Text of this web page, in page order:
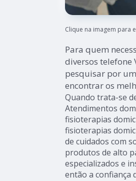
Clique na imagem para
Para quem
diversos telefone
pesquisar por
encontrar os
Quando trata-se
Atendimentos
fisioterapias
fisioterapias
de cuidados com
produtos de alto
especializados e
então a confiança